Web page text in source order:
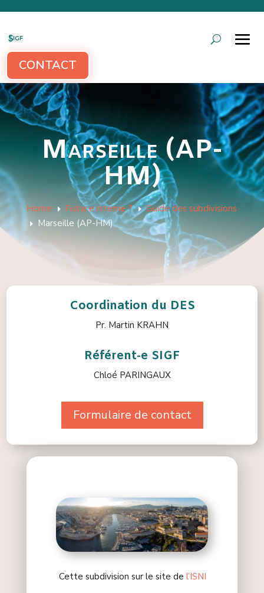
CONTACT
Marseille (AP-
HM)
Home E Futur.e interne ? E Guide des subdivisions
E Marseille (AP-HM)
Coordination du DES
Pr. Martin KRAHN
Référent-e SIGF
Chloé PARINGAUX
Formulaire de contact
Cette subdivision sur le site de l’ISNI